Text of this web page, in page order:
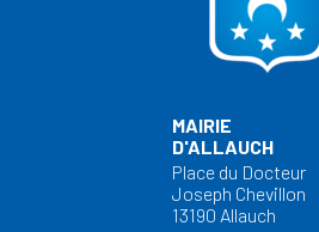
MAIRIE
D'ALLAUCH
Place du Docteur
Joseph Chevillon
13190 Allauch